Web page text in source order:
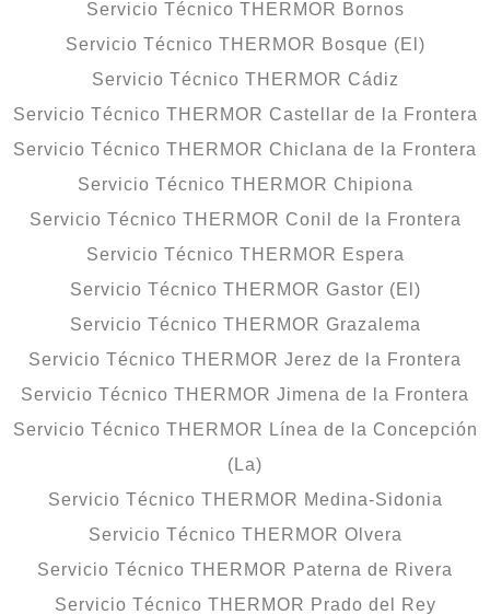
Servicio Técnico THERMOR Bornos
Servicio Técnico THERMOR Bosque (El)
Servicio Técnico THERMOR Cádiz
Servicio Técnico THERMOR Castellar de la Frontera
Servicio Técnico THERMOR Chiclana de la Frontera
Servicio Técnico THERMOR Chipiona
Servicio Técnico THERMOR Conil de la Frontera
Servicio Técnico THERMOR Espera
Servicio Técnico THERMOR Gastor (El)
Servicio Técnico THERMOR Grazalema
Servicio Técnico THERMOR Jerez de la Frontera
Servicio Técnico THERMOR Jimena de la Frontera
Servicio Técnico THERMOR Línea de la Concepción
(La)
Servicio Técnico THERMOR Medina-Sidonia
Servicio Técnico THERMOR Olvera
Servicio Técnico THERMOR Paterna de Rivera
Servicio Técnico THERMOR Prado del Rey